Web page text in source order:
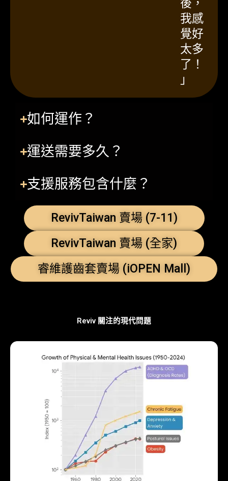
後，
我感
覺好
太多
了！
」
如何運作？
運送需要多久？
支援服務包含什麼？
RevivTaiwan 賣場 (7-11)
RevivTaiwan 賣場 (全家)
睿維護齒套賣場 (iOPEN Mall)
Reviv 關注的現代問題​